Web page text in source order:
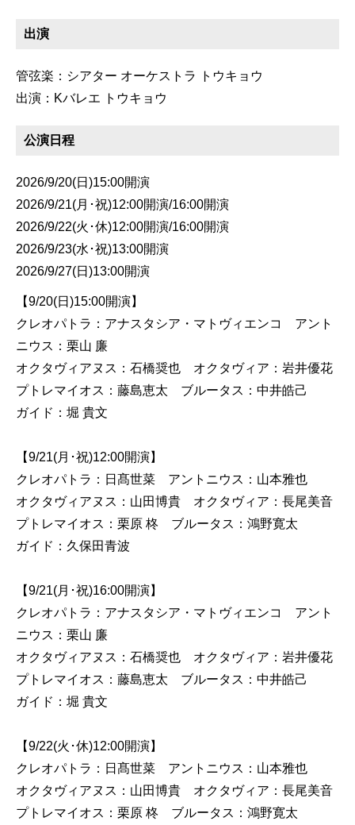
出演
管弦楽：シアター オーケストラ トウキョウ
出演：Kバレエ トウキョウ
公演日程
2026/9/20(日)15:00開演
2026/9/21(月･祝)12:00開演/16:00開演
2026/9/22(火･休)12:00開演/16:00開演
2026/9/23(水･祝)13:00開演
2026/9/27(日)13:00開演
【9/20(日)15:00開演】
クレオパトラ：アナスタシア・マトヴィエンコ アント
ニウス：栗山 廉
オクタヴィアヌス：石橋奨也 オクタヴィア：岩井優花
プトレマイオス：藤島恵太 ブルータス：中井皓己
ガイド：堀 貴文
【9/21(月･祝)12:00開演】
クレオパトラ：日髙世菜 アントニウス：山本雅也
オクタヴィアヌス：山田博貴 オクタヴィア：長尾美音
プトレマイオス：栗原 柊 ブルータス：鴻野寛太
ガイド：久保田青波
【9/21(月･祝)16:00開演】
クレオパトラ：アナスタシア・マトヴィエンコ アント
ニウス：栗山 廉
オクタヴィアヌス：石橋奨也 オクタヴィア：岩井優花
プトレマイオス：藤島恵太 ブルータス：中井皓己
ガイド：堀 貴文
【9/22(火･休)12:00開演】
クレオパトラ：日髙世菜 アントニウス：山本雅也
オクタヴィアヌス：山田博貴 オクタヴィア：長尾美音
プトレマイオス：栗原 柊 ブルータス：鴻野寛太